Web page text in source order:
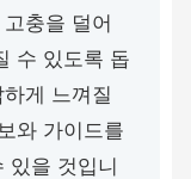
충을 덜어
수 있도록 돕
게 느껴질
와 가이드를
있을 것입니